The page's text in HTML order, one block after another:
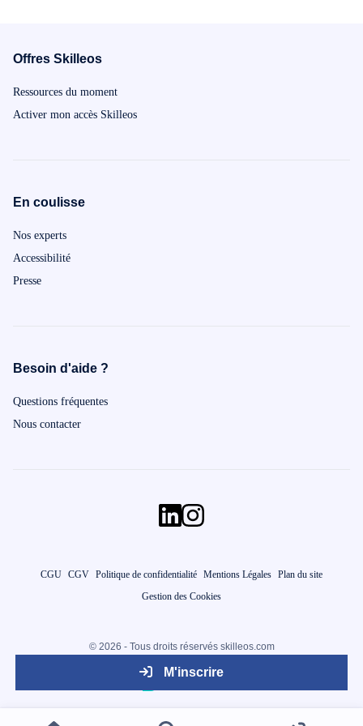
M'inscrire
Offres Skilleos
Ressources du moment
Activer mon accès Skilleos
En coulisse
Nos experts
Accessibilité
Presse
Besoin d'aide ?
Questions fréquentes
Nous contacter
CGU CGV Politique de confidentialité Mentions Légales Plan du site
Gestion des Cookies
© 2026 - Tous droits réservés skilleos.com